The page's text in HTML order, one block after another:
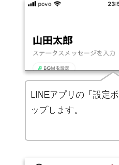
LINEアプリの「設定
ップします。